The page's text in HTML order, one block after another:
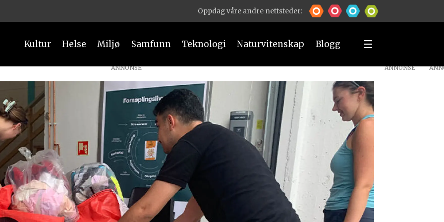
Oppdag våre andre nettsteder:
Kultur Helse Miljø Samfunn Teknologi Naturvitenskap Blogg
ANNONSE